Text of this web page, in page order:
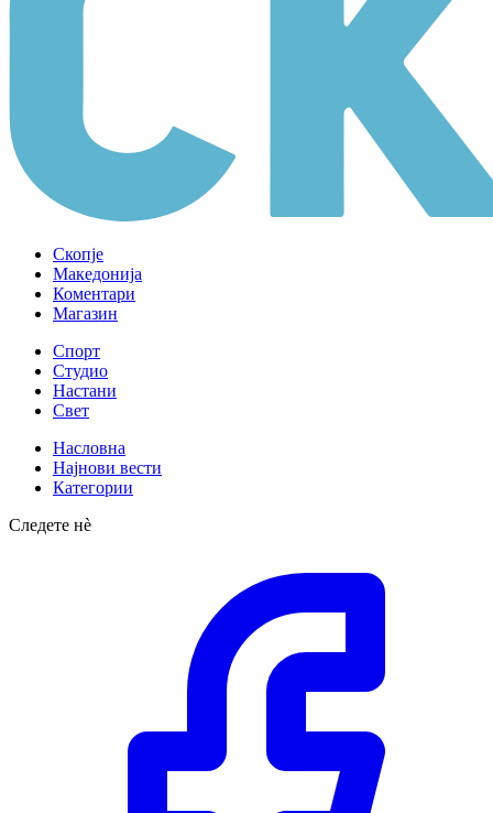
Скопје
Македонија
Коментари
Магазин
Спорт
Студио
Настани
Свет
Насловна
Најнови вести
Категории
Следете нè